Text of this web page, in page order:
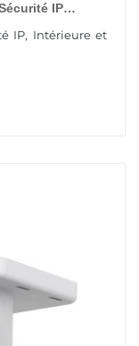
IP
IP, Intérieure et